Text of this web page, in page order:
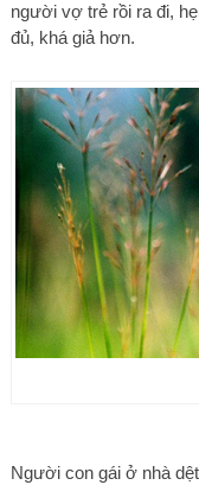
người vợ trẻ rồi ra đi,
đủ, khá giả hơn.
Người con gái ở nhà